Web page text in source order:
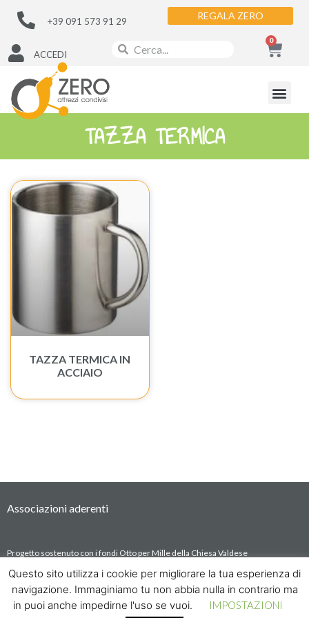
+39 091 573 91 29 REGALA ZERO
ACCEDI
0
TAZZA TERMICA
TAZZA TERMICA IN
ACCIAIO
Associazioni aderenti
Progetto sostenuto con i fondi Otto per Mille della Chiesa Valdese
Questo sito utilizza i cookie per migliorare la tua esperienza di
navigazione. Immaginiamo tu non abbia nulla in contrario ma
in puoi anche impedirne l'uso se vuoi.
IMPOSTAZIONI